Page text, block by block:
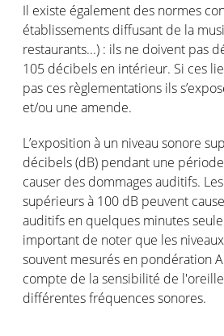
Il existe également des normes
établissements diffusant de la
restaurants...) : ils ne doivent pas
105 décibels en intérieur. Si ces
pas ces règlementations ils
et/ou une amende.
L’exposition à un niveau sonore
décibels (dB) pendant une
causer des dommages auditifs.
supérieurs à 100 dB peuvent
auditifs en quelques minutes
important de noter que les
souvent mesurés en pondération
compte de la sensibilité de
différentes fréquences sonores.